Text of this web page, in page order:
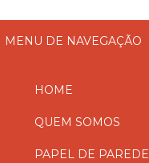
MENU DE NAVEGAÇÃO
HOME
QUEM SOMOS
PAPEL DE PAREDE